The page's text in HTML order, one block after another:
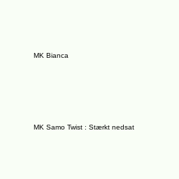
MK Bianca
MK Samo Twist : Stærkt nedsat